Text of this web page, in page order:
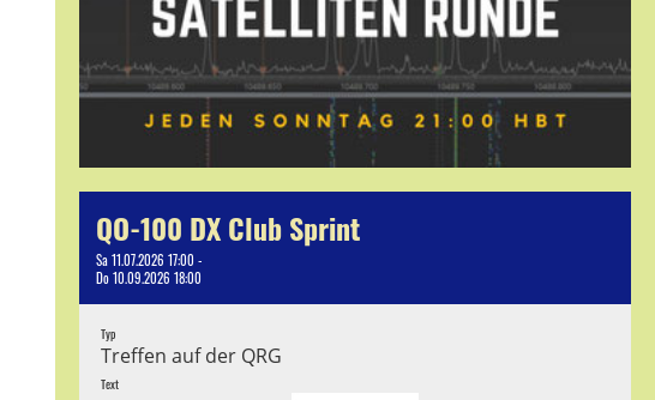
QO-100 DX Club Sprint
Sa 11.07.2026 17:00 -
Do 10.09.2026 18:00
Typ
Treffen auf der QRG
Text